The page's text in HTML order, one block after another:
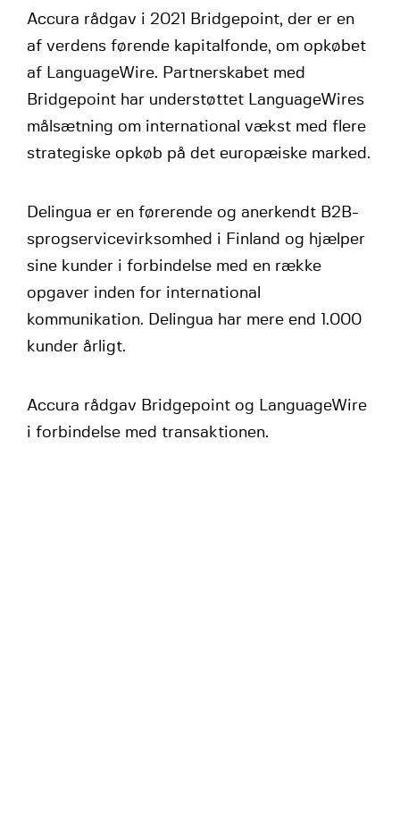
Accura rådgav i 2021 Bridgepoint, der er en
af verdens førende kapitalfonde, om opkøbet
af LanguageWire. Partnerskabet med
Bridgepoint har understøttet LanguageWires
målsætning om international vækst med flere
strategiske opkøb på det europæiske marked.
Delingua er en førerende og anerkendt B2B-
sprogservicevirksomhed i Finland og hjælper
sine kunder i forbindelse med en række
opgaver inden for international
kommunikation. Delingua har mere end 1.000
kunder årligt.
Accura rådgav Bridgepoint og LanguageWire
i forbindelse med transaktionen.